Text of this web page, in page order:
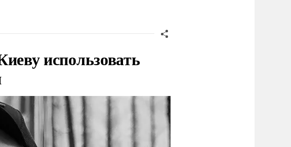
использовать